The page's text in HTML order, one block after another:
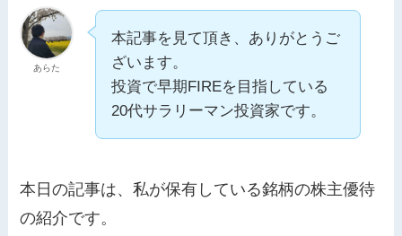
あらた
本記事を見て頂き、ありがとうご
ざいます。
投資で早期FIREを目指している
20代サラリーマン投資家です。
本日の記事は、私が保有している銘柄の株主優待
の紹介です。